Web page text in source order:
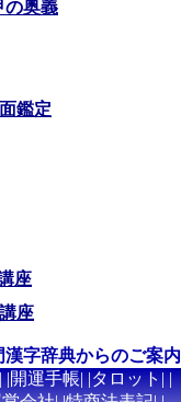
の奥義
鑑定
座
座
漢字辞典からのご案内
|開運手帳| |タロット| |